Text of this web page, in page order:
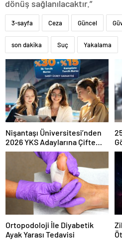
dönüş sağlanılacaktır.”
3-sayfa Ceza Güncel
son dakika Suç Yakalama
Nişantaşı Üniversitesi’nden
2026 YKS Adaylarına Çifte
Güvence: Sabit Ücret ve
Kesintisiz Burs
Ortopodoloji İle Diyabetik
Ayak Yarası Tedavisi